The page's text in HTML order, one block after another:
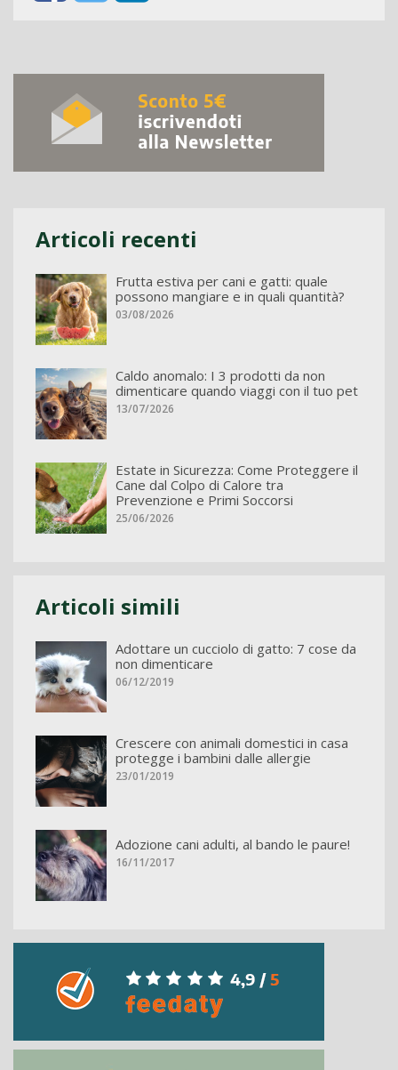
Articoli recenti
Frutta estiva per cani e gatti: quale
possono mangiare e in quali quantità?
03/08/2026
Caldo anomalo: I 3 prodotti da non
dimenticare quando viaggi con il tuo pet
13/07/2026
Estate in Sicurezza: Come Proteggere il
Cane dal Colpo di Calore tra
Prevenzione e Primi Soccorsi
25/06/2026
Articoli simili
Adottare un cucciolo di gatto: 7 cose da
non dimenticare
06/12/2019
Crescere con animali domestici in casa
protegge i bambini dalle allergie
23/01/2019
Adozione cani adulti, al bando le paure!
16/11/2017